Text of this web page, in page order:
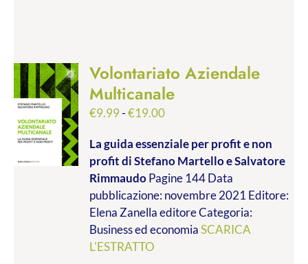
Volontariato Aziendale
Multicanale
€9.99-€19.00Fascia
prezzo:
da
€9.99
a
€19.00
La guida essenziale per profit e non
profitdi Stefano Martello e Salvatore
RimmaudoPagine 144 Data
pubblicazione: novembre 2021 Editore:
Elena Zanella editore Categoria:
Business ed economiaSCARICA
L'ESTRATTO